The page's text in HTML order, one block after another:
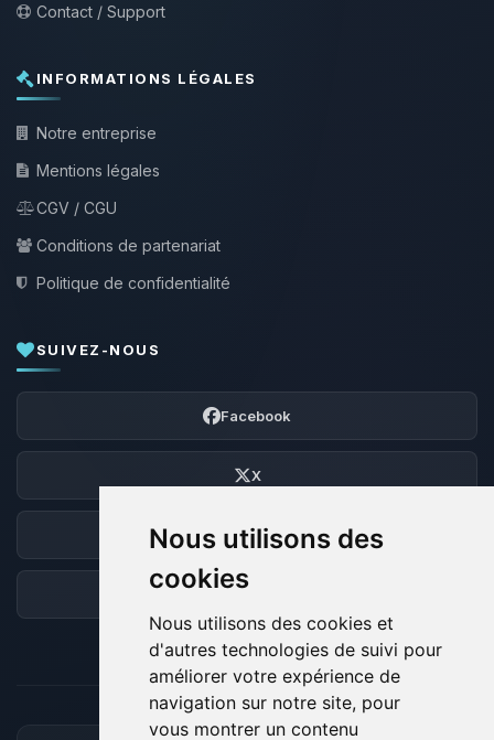
Nous utilisons des
cookies
Nous utilisons des cookies et
d'autres technologies de suivi pour
améliorer votre expérience de
navigation sur notre site, pour
vous montrer un contenu
Contact / Support
INFORMATIONS LÉGALES
Notre entreprise
Mentions légales
CGV / CGU
Conditions de partenariat
Politique de confidentialité
SUIVEZ-NOUS
Facebook
X
Discord
Forum